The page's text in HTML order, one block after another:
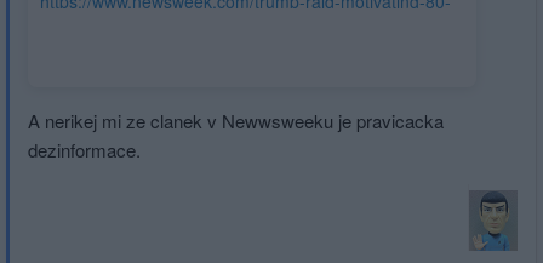
A nerikej mi ze clanek v Newwsweeku je pravicacka
dezinformace.